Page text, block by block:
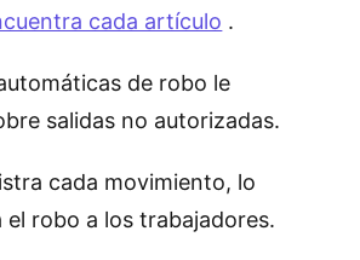
cada artículo .
de robo le
salidas no autorizadas.
cada movimiento, lo
el robo a los trabajadores.